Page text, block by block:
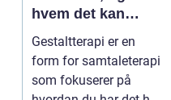
hvem det kan
passe for
Gestaltterapi er en
form for samtaleterapi
som fokuserer på